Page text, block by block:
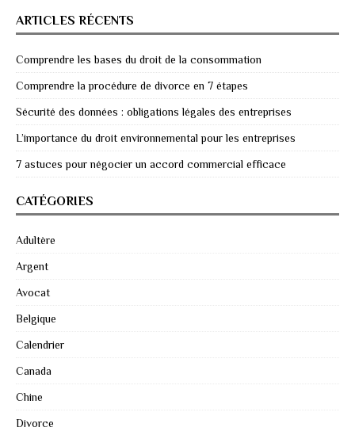
ARTICLES RÉCENTS
Comprendre les bases du droit de la consommation
Comprendre la procédure de divorce en 7 étapes
Sécurité des données : obligations légales des entreprises
L’importance du droit environnemental pour les entreprises
7 astuces pour négocier un accord commercial efficace
CATÉGORIES
Adultère
Argent
Avocat
Belgique
Calendrier
Canada
Chine
Divorce